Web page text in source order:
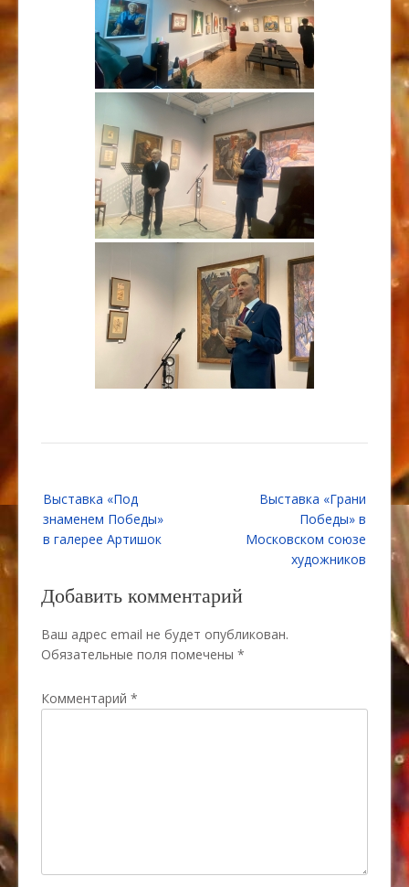
по
записям
Выставка «Под
знаменем Победы»
в галерее Артишок
Выставка «Грани
Победы» в
Московском союзе
художников
Добавить комментарий
Ваш адрес email не будет опубликован.
Обязательные поля помечены *
Комментарий *